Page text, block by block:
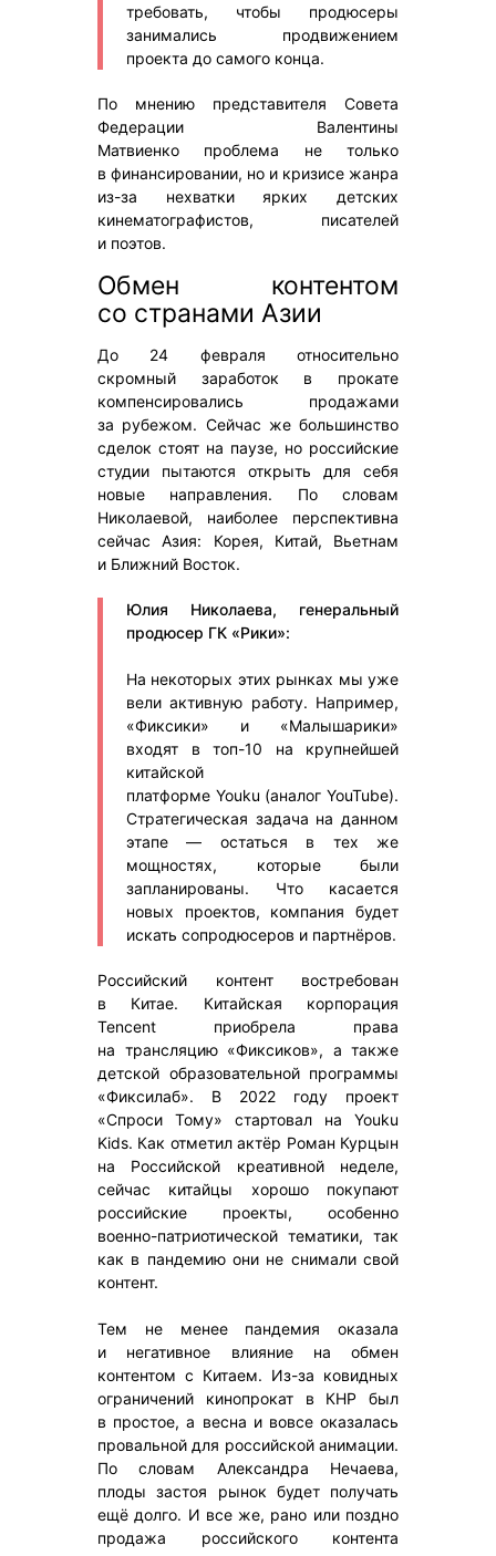
требовать, чтобы продюсеры
занимались продвижением
проекта до самого конца.
По мнению представителя Совета
Федерации Валентины
Матвиенко проблема не только
в финансировании, но и кризисе жанра
из-за нехватки ярких детских
кинематографистов, писателей
и поэтов.
Обмен контентом
со странами Азии
До 24 февраля относительно
скромный заработок в прокате
компенсировались продажами
за рубежом. Сейчас же большинство
сделок стоят на паузе, но российские
студии пытаются открыть для себя
новые направления. По словам
Николаевой, наиболее перспективна
сейчас Азия: Корея, Китай, Вьетнам
и Ближний Восток.
Юлия Николаева, генеральный
продюсер ГК «Рики»:
На некоторых этих рынках мы уже
вели активную работу. Например,
«Фиксики» и «Малышарики»
входят в топ-10 на крупнейшей
китайской
платформе Youku (аналог YouTube).
Стратегическая задача на данном
этапе — остаться в тех же
мощностях, которые были
запланированы. Что касается
новых проектов, компания будет
искать сопродюсеров и партнёров.
Российский контент востребован
в Китае. Китайская корпорация
Tencent приобрела права
на трансляцию «Фиксиков», а также
детской образовательной программы
«Фиксилаб». В 2022 году проект
«Спроси Тому» стартовал на Youku
Kids. Как отметил актёр Роман Курцын
на Российской креативной неделе,
сейчас китайцы хорошо покупают
российские проекты, особенно
военно-патриотической тематики, так
как в пандемию они не снимали свой
контент.
Тем не менее пандемия оказала
и негативное влияние на обмен
контентом с Китаем. Из-за ковидных
ограничений кинопрокат в КНР был
в простое, а весна и вовсе оказалась
провальной для российской анимации.
По словам Александра Нечаева,
плоды застоя рынок будет получать
ещё долго. И все же, рано или поздно
продажа российского контента